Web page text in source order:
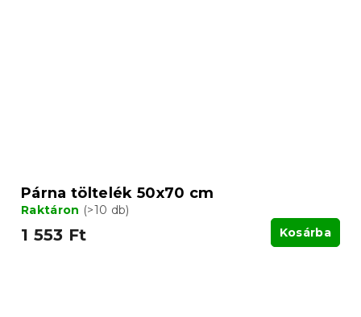
Párna töltelék 50x70 cm
Raktáron (>10 db)
1 553 Ft Kosárba